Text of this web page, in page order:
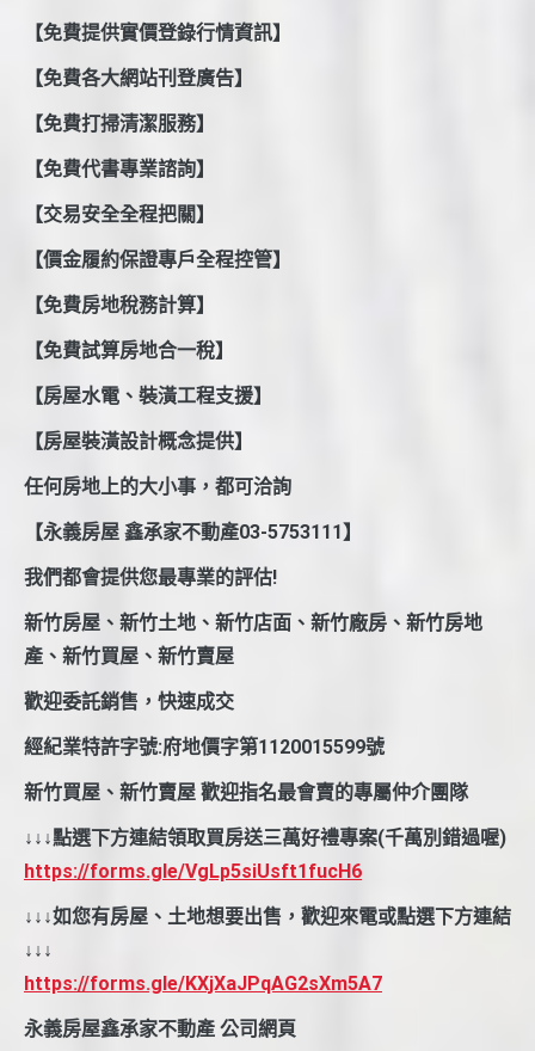
【免費提供實價登錄行情資訊】
【免費各大網站刊登廣告】
【免費打掃清潔服務】
【免費代書專業諮詢】
【交易安全全程把關】
【價金履約保證專戶全程控管】
【免費房地稅務計算】
【免費試算房地合一稅】
【房屋水電、裝潢工程支援】
【房屋裝潢設計概念提供】
任何房地上的大小事，都可洽詢
【永義房屋 鑫承家不動產03-5753111】
我們都會提供您最專業的評估!
新竹房屋、新竹土地、新竹店面、新竹廠房、新竹房地
產、新竹買屋、新竹賣屋
歡迎委託銷售，快速成交
經紀業特許字號:府地價字第1120015599號
新竹買屋、新竹賣屋 歡迎指名最會賣的專屬仲介團隊
↓↓↓點選下方連結領取買房送三萬好禮專案(千萬別錯過喔)
https://forms.gle/VgLp5siUsft1fucH6
↓↓↓如您有房屋、土地想要出售，歡迎來電或點選下方連結
↓↓↓
https://forms.gle/KXjXaJPqAG2sXm5A7
永義房屋鑫承家不動產 公司網頁